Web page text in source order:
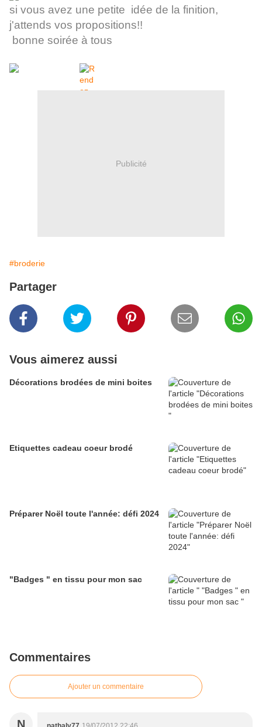
si vous avez une petite idée de la finition,
j'attends vos propositions!!
bonne soirée à tous
Publicité
#broderie
Partager
Vous aimerez aussi
Décorations brodées de mini boites
Etiquettes cadeau coeur brodé
Préparer Noël toute l'année: défi 2024
"Badges " en tissu pour mon sac
Commentaires
Ajouter un commentaire
N